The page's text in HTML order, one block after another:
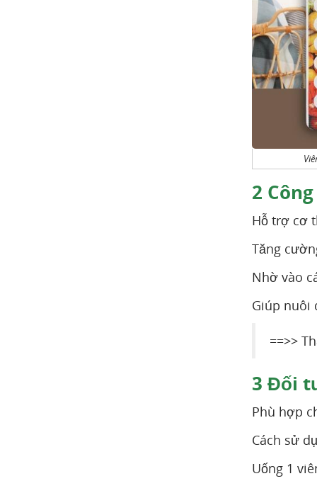
2
Hỗ trợ cơ
Tăng
Nhờ vào
Giúp nuôi
==>>
3 Đối
Phù hợp
Cách sử
Uống 1